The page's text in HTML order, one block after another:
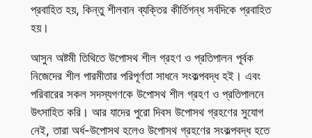
প্রবাহিত হয়, কিন্তু শীলবান ব্যক্তির কীর্তিগন্ধ সর্বদিকে প্রবাহিত
হয়।
আসুন অষ্টমী তিথিতে উপোসথ শীল গ্রহণ ও প্রতিপালন পূর্বক
নিজেদের শীল পারমীতার পরিপূর্ণতা সাধনে সংকল্পবদ্ধ হই। এবং
পরিবারের সকল সদস্যগণকে উপোসথ শীল গ্রহণ ও প্রতিপালনে
উৎসাহিত করি। আর যাদের পুরো দিবস উপোসথ গ্রহণের সুযোগ
নেই, তারা অর্ধ-উপোসথ হলেও উপোসথ গ্রহণের সংকল্পবদ্ধ হতে